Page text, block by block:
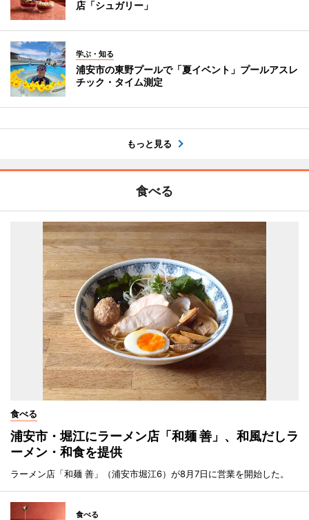
店「シュガリー」
学ぶ・知る
浦安市の東野プールで「夏イベント」プールアスレ
チック・タイム測定
もっと見る
食べる
食べる
浦安市・堀江にラーメン店「和麺 善」、和風だしラ
ーメン・和食を提供
ラーメン店「和麺 善」（浦安市堀江6）が8月7日に営業を開始した。
食べる